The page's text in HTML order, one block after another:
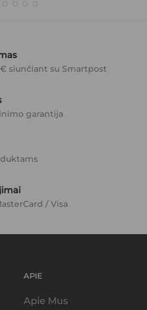
siunčiant su Smartpost
garantija
/ Visa
APIE
Apie Mus